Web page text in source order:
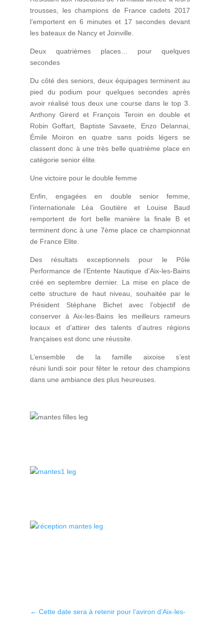
trousses, les champions de France cadets 2017
l’emportent en 6 minutes et 17 secondes devant
les bateaux de Nancy et Joinville.
Deux quatrièmes places… pour quelques
secondes
Du côté des seniors, deux équipages terminent au
pied du podium pour quelques secondes après
avoir réalisé tous deux une course dans le top 3.
Anthony Girerd et François Teroin en double et
Robin Goffart, Baptiste Savaete, Enzo Delannai,
Émile Moiron en quatre sans poids légers se
classent donc à une très belle quatrième place en
catégorie senior élite.
Une victoire pour le double femme
Enfin, engagées en double senior femme,
l’internationale Léa Goutière et Louise Baud
remportent de fort belle manière la finale B et
terminent donc à une 7ème place ce championnat
de France Elite.
Des résultats exceptionnels pour le Pôle
Performance de l’Entente Nautique d’Aix-les-Bains
créé en septembre dernier. La mise en place de
cette structure de haut niveau, souhaitée par le
Président Stéphane Bichet avec l’objectif de
conserver à Aix-les-Bains les meilleurs rameurs
locaux et d’attirer des talents d’autres régions
françaises est donc une réussite.
L’ensemble de la famille aixoise s’est
réuni lundi soir pour fêter le retour des champions
dans une ambiance des plus heureuses.
← Cette date sera à retenir pour l’aviron d’Aix-les-